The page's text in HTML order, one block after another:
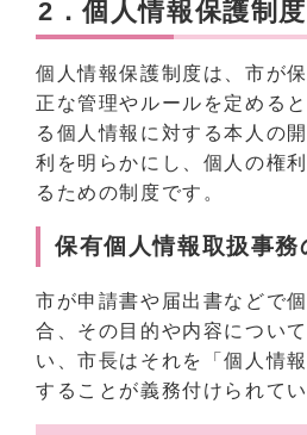
2．個人情報保護制度
個人情報保護制度は、市が
正な管理やルールを定める
る個人情報に対する本人の
利を明らかにし、個人の権
るための制度です。
保有個人情報取扱事務
市が申請書や届出書などで
合、その目的や内容につい
い、市長はそれを「個人情
することが義務付けられてい